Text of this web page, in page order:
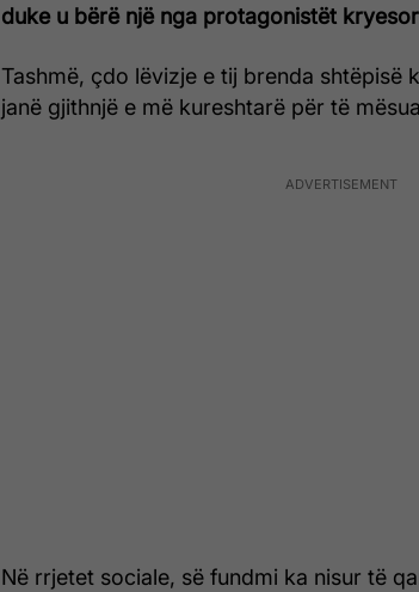
duke u bërë një nga protagonistët
Tashmë, çdo lëvizje e tij brenda shtëpisë
janë gjithnjë e më kureshtarë për të
Në rrjetet sociale, së fundmi ka nisur të